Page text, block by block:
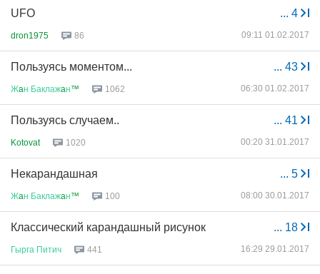
... 4
UFO
dron1975 86 09:11 01.02.2017
... 43
Пользуясь моментом...
Жaн Баклажaн™ 1062 06:30 01.02.2017
... 41
Пользуясь случаем..
Kotovat 1020 00:20 31.01.2017
... 5
Некарандашная
Жaн Баклажaн™ 100 08:00 30.01.2017
... 18
Классический карандашный рисунок
Гырга Питич 441 16:29 29.01.2017